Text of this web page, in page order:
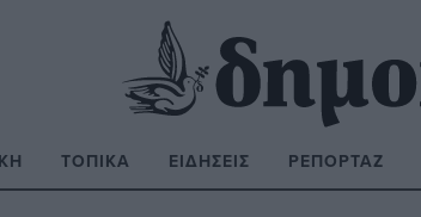
ΤΟΠΙΚΆ ΕΙΔΉΣΕΙΣ ΡΕΠΟΡΤΆΖ